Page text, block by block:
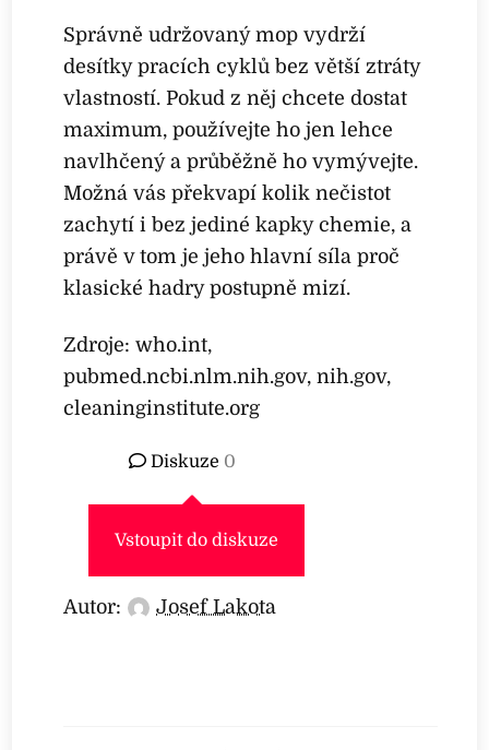
Správně udržovaný mop vydrží
desítky pracích cyklů bez větší ztráty
vlastností. Pokud z něj chcete dostat
maximum, používejte ho jen lehce
navlhčený a průběžně ho vymývejte.
Možná vás překvapí kolik nečistot
zachytí i bez jediné kapky chemie, a
právě v tom je jeho hlavní síla proč
klasické hadry postupně mizí.
Zdroje: who.int,
pubmed.ncbi.nlm.nih.gov, nih.gov,
cleaninginstitute.org
Diskuze 0
Vstoupit do diskuze
Autor: Josef Lakota